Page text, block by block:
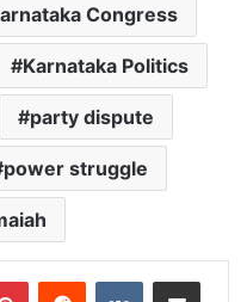
Congress
Karnataka Politics
party dispute
power struggle
PinterestReddit VKontakteShare via Email